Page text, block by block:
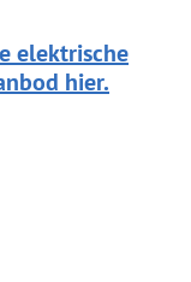
elektrische
hier.